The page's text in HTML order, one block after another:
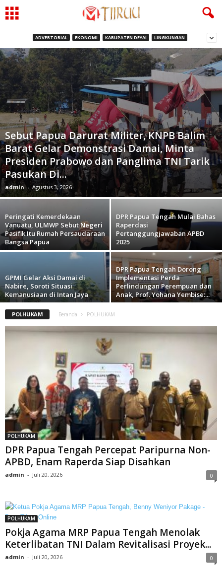
ADVERTORIAL EKONOMI KABUPATEN DEYAI LINGKUNGAN
Sebut Papua Darurat Militer, KNPB Balim
Barat Gelar Demonstrasi Damai, Minta
Presiden Prabowo dan Panglima TNI Tarik
Pasukan Di...
admin - Agustus 3, 2026
Peringati Kemerdekaan
Vanuatu, ULMWP Sebut Negeri
Pasifik Itu Rumah Persaudaraan
Bangsa Papua
DPR Papua Tengah Mulai Bahas
Raperdasi
Pertanggungjawaban APBD
2025
GPMI Gelar Aksi Damai di
Nabire, Soroti Situasi
Kemanusiaan di Intan Jaya
DPR Papua Tengah Dorong
Implementasi Perda
Perlindungan Perempuan dan
Anak, Prof. Yohana Yembise:...
POLHUKAM Beranda POLHUKAM
POLHUKAM
DPR Papua Tengah Percepat Paripurna Non-
APBD, Enam Raperda Siap Disahkan
admin - Juli 20, 2026 0
POLHUKAM
Pokja Agama MRP Papua Tengah Menolak
Keterlibatan TNI Dalam Revitalisasi Proyek...
admin - Juli 20, 2026 0